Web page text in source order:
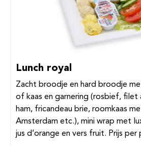
Lunch royal
Zacht broodje en hard broodje
of kaas en garnering (rosbief, filet
ham, fricandeau brie, roomkaas
Amsterdam etc.), mini wrap met
jus d’orange en vers fruit. Prijs per